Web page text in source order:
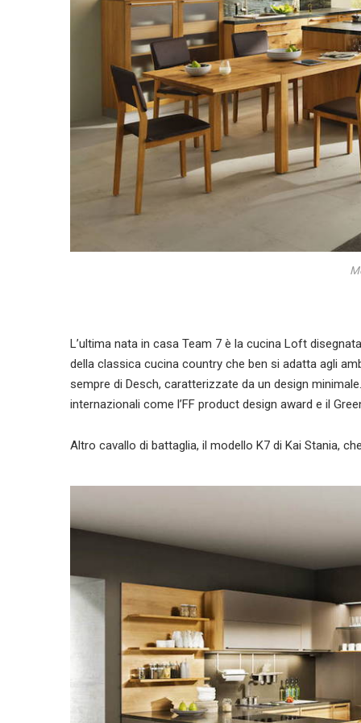
L’ultima nata in casa Team 7 è la cucina Loft
della classica cucina country che ben si adatta agli
sempre di Desch, caratterizzate da un design
internazionali come l’FF product design award e il
Altro cavallo di battaglia, il modello K7 di Kai Stania,